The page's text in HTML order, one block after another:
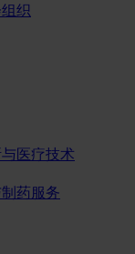
织
医疗技术
药服务